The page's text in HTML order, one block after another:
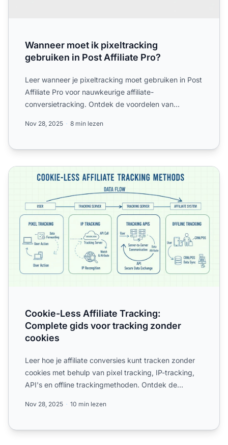
Wanneer moet ik pixeltracking
gebruiken in Post Affiliate Pro?
Leer wanneer je pixeltracking moet gebruiken in Post
Affiliate Pro voor nauwkeurige affiliate-
conversietracking. Ontdek de voordelen van
Nov 28, 2025 8 min lezen
Cookie-Less Affiliate Tracking: Complete gids voor
Cookie-Less Affiliate Tracking:
Complete gids voor tracking zonder
cookies
Leer hoe je affiliate conversies kunt tracken zonder
cookies met behulp van pixel tracking, IP-tracking,
API's en offline trackingmethoden. Ontdek de
Nov 28, 2025 10 min lezen